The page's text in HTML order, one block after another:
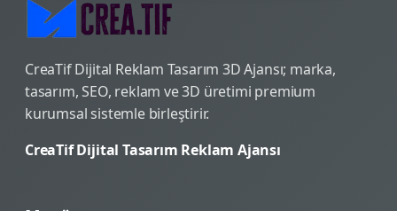
CreaTif Dijital Reklam Tasarım 3D Ajansı; marka,
tasarım, SEO, reklam ve 3D üretimi premium
kurumsal sistemle birleştirir.
CreaTif Dijital Tasarım Reklam Ajansı